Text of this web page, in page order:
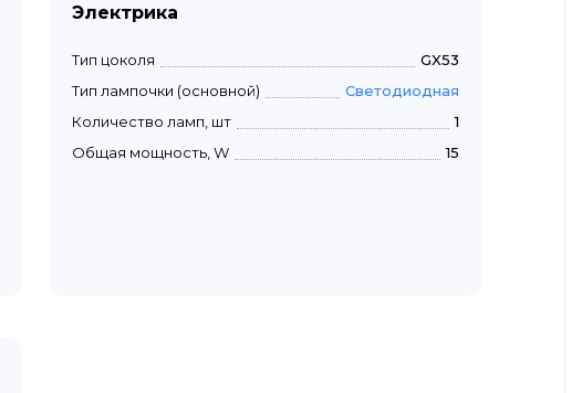
Электрика
Тип цоколя
GX53
Тип лампочки (основной)
Светодиодная
Количество ламп, шт
1
Общая мощность, W
15